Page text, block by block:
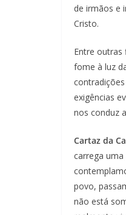
de irmãos e
Cristo.
Entre outras
fome à luz
exigências
nos conduz
Cartaz da
carrega
povo,
não está